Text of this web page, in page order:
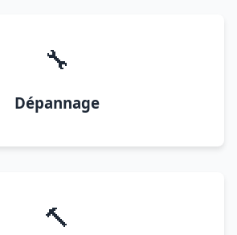
🔧
Dépannage
🔨